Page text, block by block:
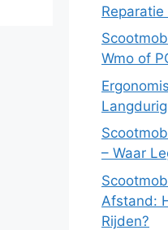
Wmo of
– Waar
Afstand:
Rijden?